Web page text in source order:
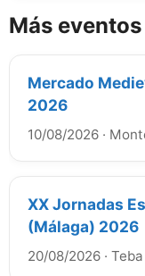
Más
Mercado
2026
10/08/2026 ·
XX Jornadas
(Málaga) 2026
20/08/2026 · Teba